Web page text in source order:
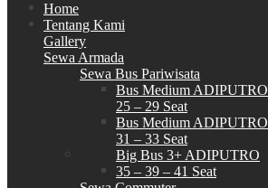
Home
Tentang Kami
Gallery
Sewa Armada
Sewa Bus Pariwisata
Bus Medium ADIPUTRO
25 – 29 Seat
Bus Medium ADIPUTRO
31 – 33 Seat
Big Bus 3+ ADIPUTRO
35 – 39 – 41 Seat